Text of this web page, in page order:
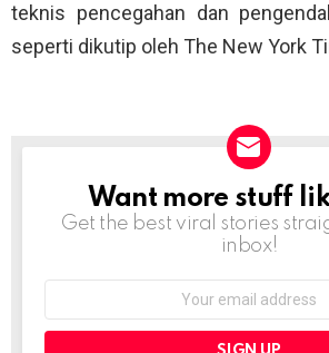
teknis pencegahan dan
seperti dikutip oleh The New York
NEWSLETTER
Want more stuff
Get the best viral stories
inbox!